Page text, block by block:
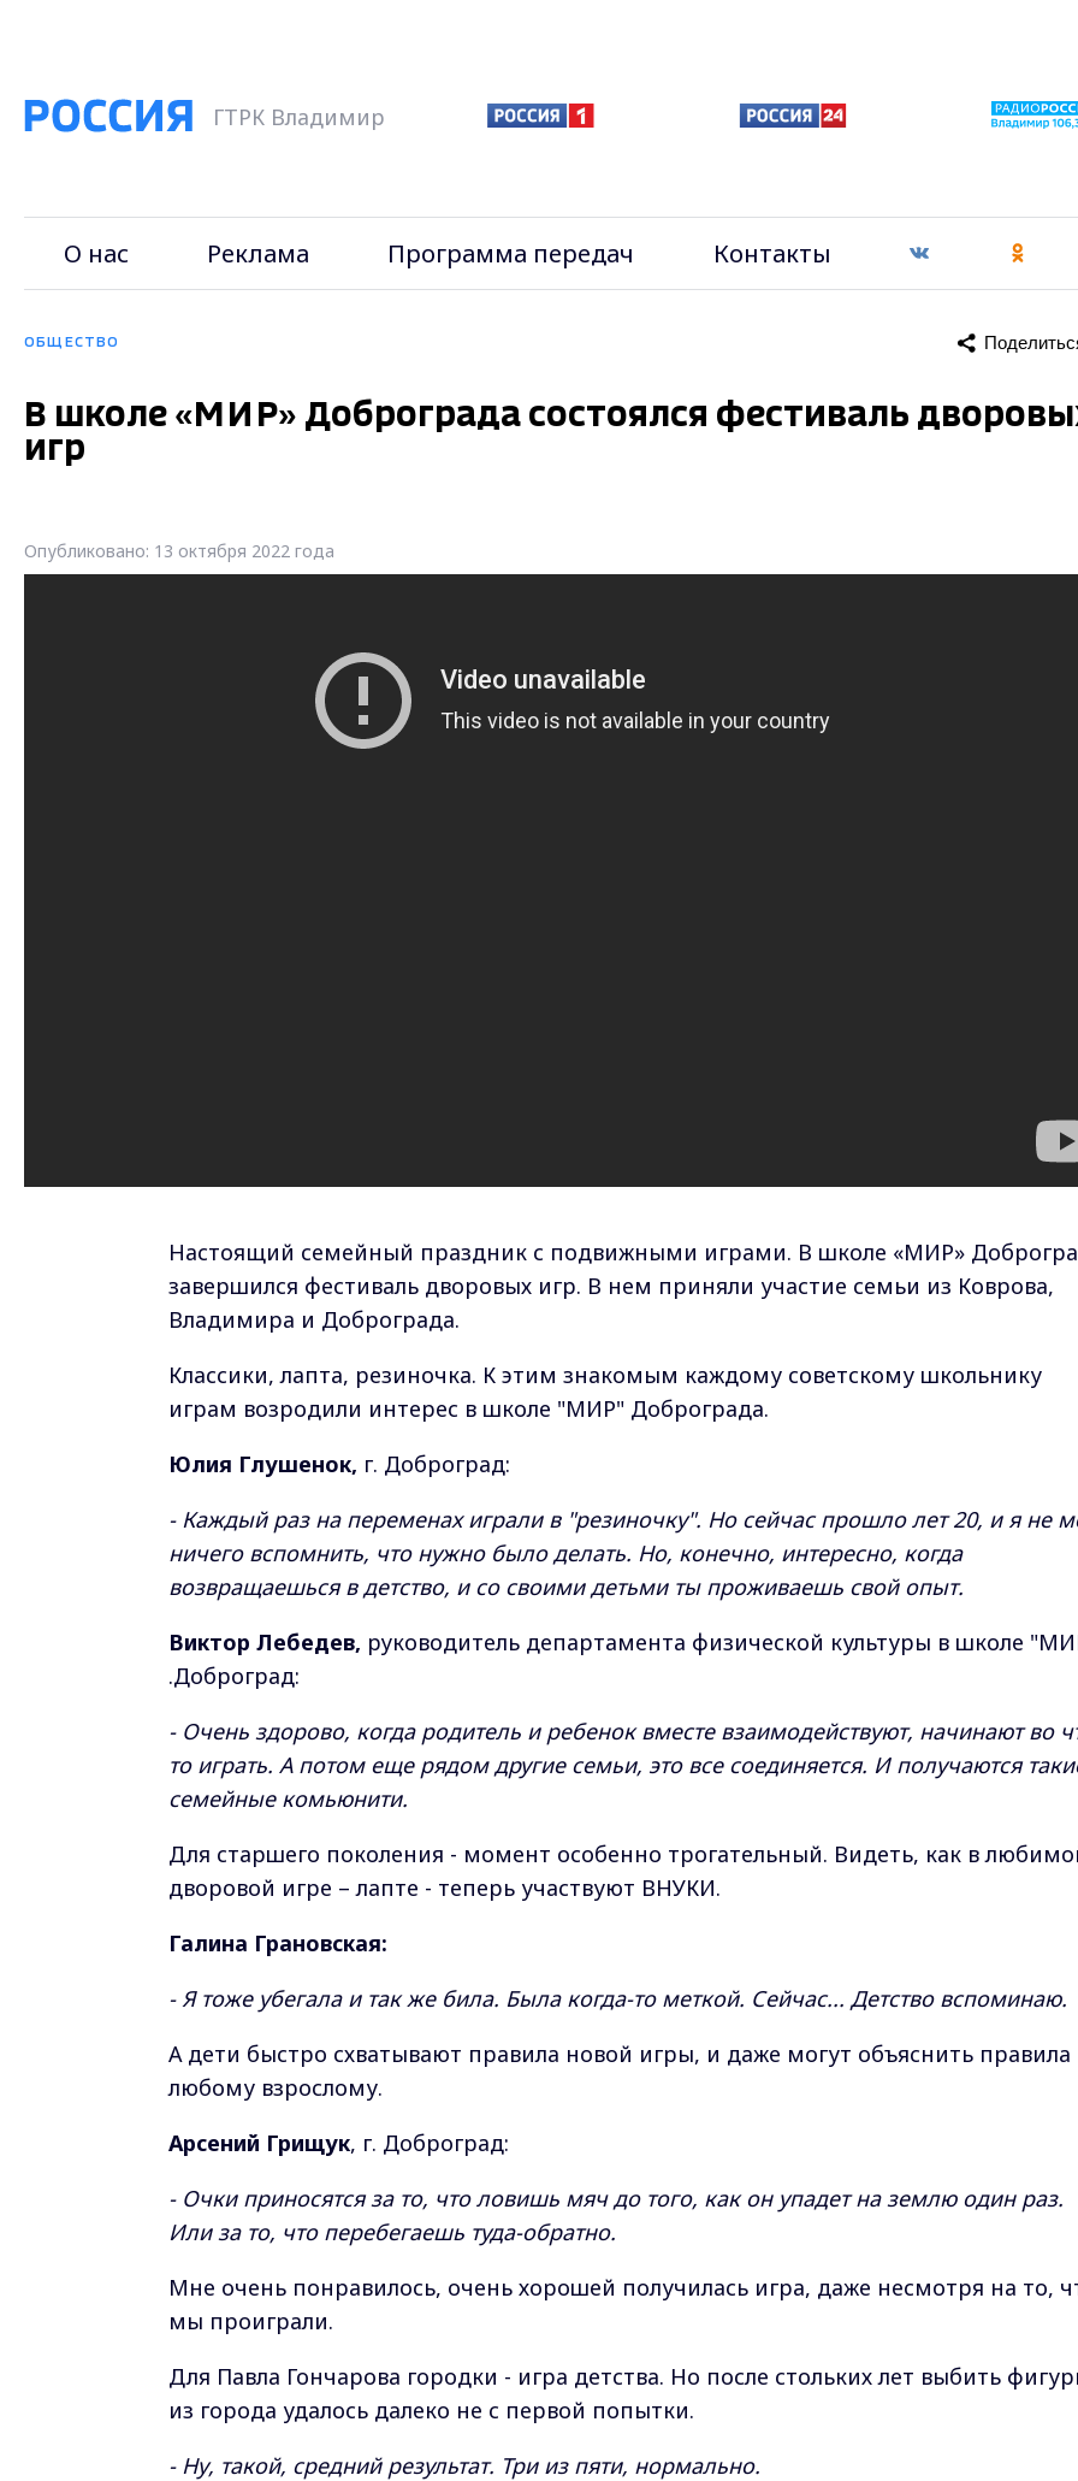
ГТРК Владимир
О нас Реклама Программа передач Контакты
ОБЩЕСТВО
В школе «МИР» Доброграда состоялся фестиваль
игр
Опубликовано: 13 октября 2022 года
Настоящий семейный праздник с подвижными играми. В школе «МИР»
завершился фестиваль дворовых игр. В нем приняли участие семьи из Коврова,
Владимира и Доброграда.
Классики, лапта, резиночка. К этим знакомым каждому советскому школьнику
играм возродили интерес в школе "МИР" Доброграда.
Юлия Глушенок, г. Доброград:
- Каждый раз на переменах играли в "резиночку". Но сейчас прошло лет 20, и я не
ничего вспомнить, что нужно было делать. Но, конечно, интересно, когда
возвращаешься в детство, и со своими детьми ты проживаешь свой опыт.
Виктор Лебедев, руководитель департамента физической культуры в школе
.Доброград:
- Очень здорово, когда родитель и ребенок вместе взаимодействуют, начинают во
то играть. А потом еще рядом другие семьи, это все соединяется. И получаются
семейные комьюнити.
Для старшего поколения - момент особенно трогательный. Видеть, как в
дворовой игре – лапте - теперь участвуют ВНУКИ.
Галина Грановская:
- Я тоже убегала и так же била. Была когда-то меткой. Сейчас... Детство вспоминаю.
А дети быстро схватывают правила новой игры, и даже могут объяснить правила
любому взрослому.
Арсений Грищук, г. Доброград:
- Очки приносятся за то, что ловишь мяч до того, как он упадет на землю один раз.
Или за то, что перебегаешь туда-обратно.
Мне очень понравилось, очень хорошей получилась игра, даже несмотря на то,
мы проиграли.
Для Павла Гончарова городки - игра детства. Но после стольких лет выбить
из города удалось далеко не с первой попытки.
- Ну, такой, средний результат. Три из пяти, нормально.